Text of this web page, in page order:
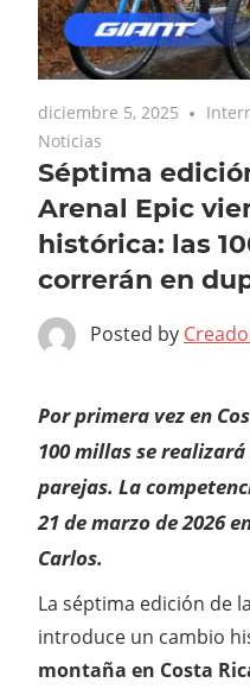
diciembre 5, 2025
Noticias
Séptima
Arenal Epic
histórica: las
correrán en
Posted by
Por primera vez en
100 millas se
parejas. La
21 de marzo de 2026
Carlos.
La séptima edición de la
introduce un cambio
montaña en Costa